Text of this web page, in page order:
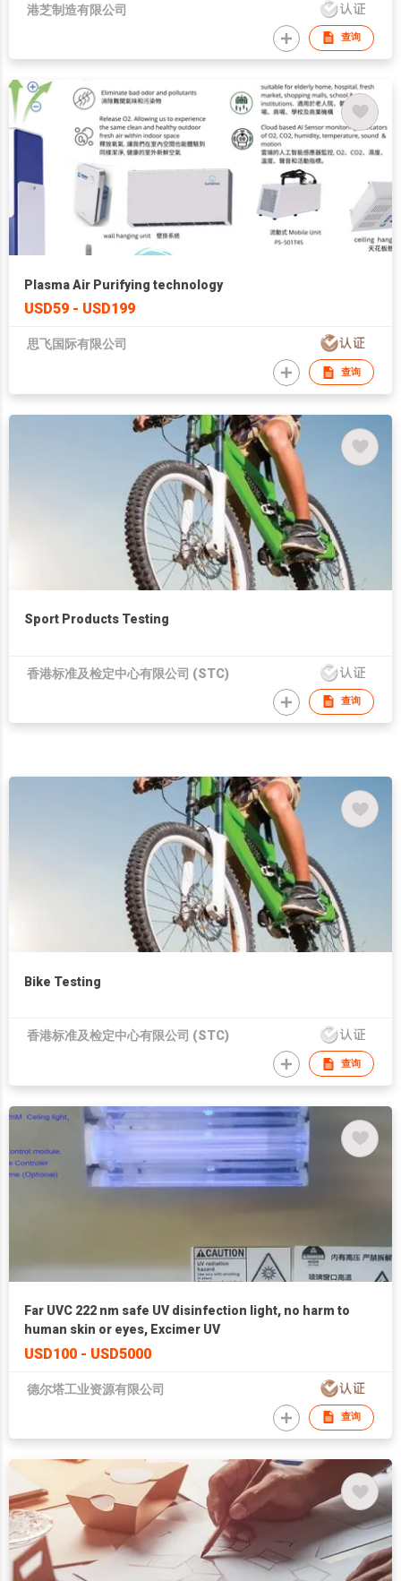
港芝制造有限公司
查询
Plasma Air Purifying technology
USD59 - USD199
思飞国际有限公司
查询
Sport Products Testing
香港标准及检定中心有限公司 (STC)
查询
Bike Testing
香港标准及检定中心有限公司 (STC)
查询
Far UVC 222 nm safe UV disinfection light, no harm to
human skin or eyes, Excimer UV
USD100 - USD5000
德尔塔工业资源有限公司
查询